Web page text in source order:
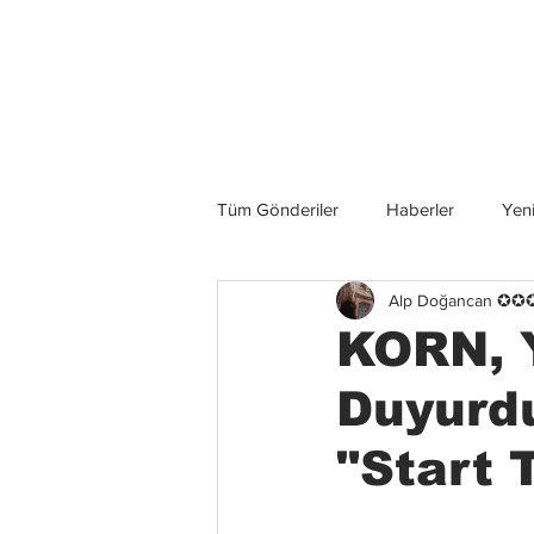
Tüm Gönderiler Haberler
Grup İncelemeleri Konserler
KORN,
"Start
Alp Doğancan